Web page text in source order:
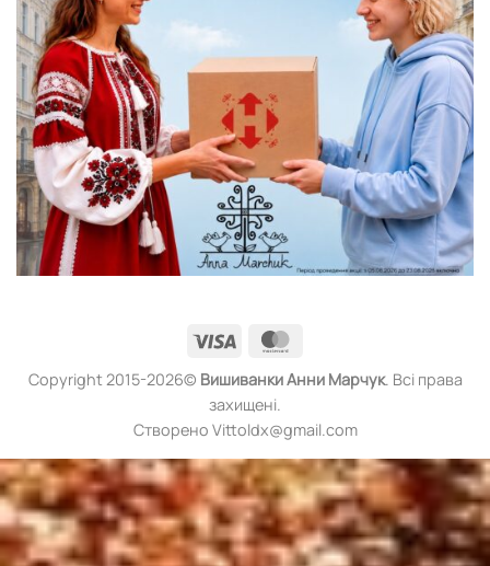
Visa
Copyright 2015-2026© ВишиванкиАнни Марчук. Всі права
захищені.
Створено Vittoldx@gmail.com